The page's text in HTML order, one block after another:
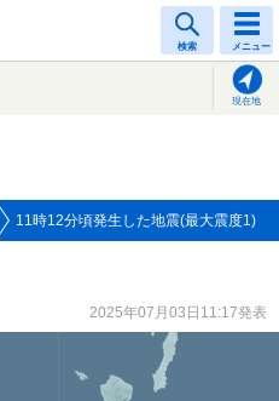
検索 メニュー
現在地
11時12分頃発生した地震(最大震度1)
2025年07月03日11:17発表